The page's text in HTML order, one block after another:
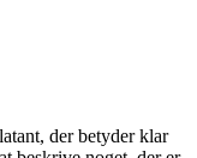
der betyder klar